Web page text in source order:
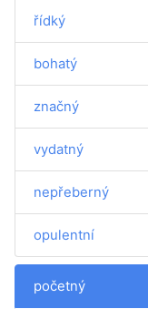
řídký
bohatý
značný
vydatný
nepřeberný
opulentní
početný